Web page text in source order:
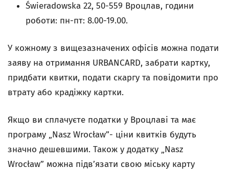
Świeradowska 22, 50-559 Вроцлав, години
роботи: пн-пт: 8.00-19.00.
У кожному з вищезазначених офісів можна подати
заяву на отримання URBANCARD, забрати картку,
придбати квитки, подати скаргу та повідомити про
втрату або крадіжку картки.
Якщо ви сплачуєте податки у Вроцлаві та має
програму „Nasz Wrocław”- ціни квитків будуть
значно дешевшими. Також у додатку „Nasz
Wrocław” можна підв’язати свою міську карту